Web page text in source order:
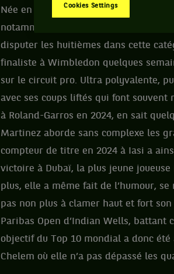
Née en 2007, la jeune teenager s’est
notamment au WTA 1000 de Madrid,
disputer les huitièmes dans cette
finaliste à Wimbledon quelques
sur le circuit pro. Ultra polyvalente,
avec ses coups liftés qui font souvent
à Roland-Garros en 2024, en sait
Martinez aborde sans complexe les
compteur de titre en 2024 à Iasi a
victoire à Dubaï, la plus jeune joueuse
plus, elle a même fait de l’humour,
pas non plus à clamer haut et fort
Paribas Open d’Indian Wells, battant
objectif du Top 10 mondial a donc
Chelem où elle n’a pas dépassé les
Cookies Settings